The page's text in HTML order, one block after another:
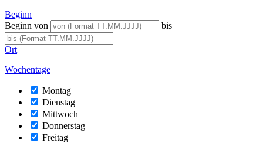
Beginn
Beginn von
bis
Ort
Wochentage
Montag
Dienstag
Mittwoch
Donnerstag
Freitag